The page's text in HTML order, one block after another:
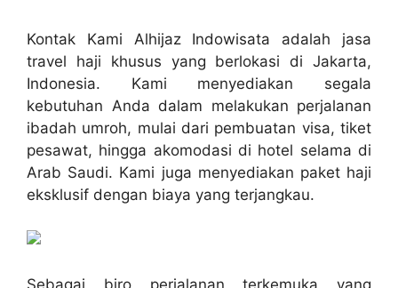
Kontak Kami Alhijaz Indowisata adalah jasa
travel haji khusus yang berlokasi di Jakarta,
Indonesia. Kami menyediakan segala
kebutuhan Anda dalam melakukan perjalanan
ibadah umroh, mulai dari pembuatan visa, tiket
pesawat, hingga akomodasi di hotel selama di
Arab Saudi. Kami juga menyediakan paket haji
eksklusif dengan biaya yang terjangkau.
Sebagai biro perjalanan terkemuka yang